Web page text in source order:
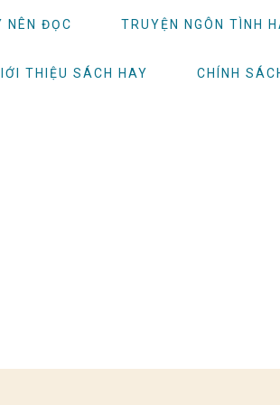
NÊN ĐỌC TRUYỆN NGÔN TÌNH
THIỆU SÁCH HAY CHÍNH